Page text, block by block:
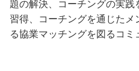
題の解決、コーチングの実
習得、コーチングを通じた
る協業マッチングを図るコミ